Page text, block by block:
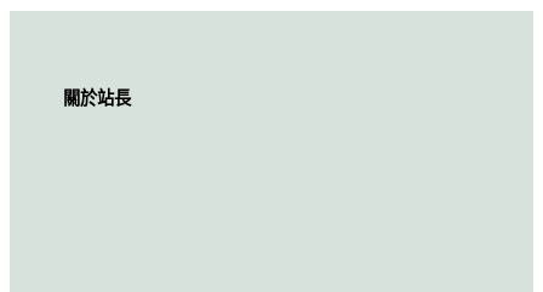
關於站長